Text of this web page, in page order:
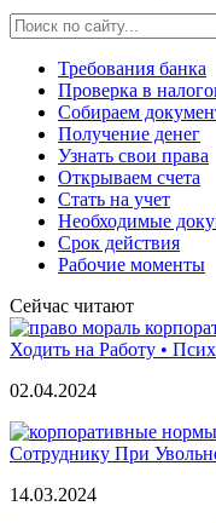
Требования банка
Проверка в
Собираем
Получение денег
Узнать свои права
Открываем счета
Стать на учет
Необходимые
Срок действия
Рабочие моменты
Сейчас читают
Ходить на Работу •
02.04.2024
Сотруднику При
14.03.2024